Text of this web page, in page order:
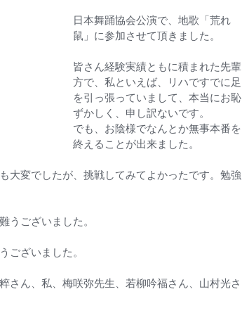
日本舞踊協会公演で、地歌「荒れ
鼠」に参加させて頂きました。
皆さん経験実績ともに積まれた先輩
方で、私といえば、リハですでに足
を引っ張っていまして、本当にお恥
ずかしく、申し訳ないです。
でも、お陰様でなんとか無事本番を
終えることが出来ました。
大変でしたが、挑戦してみてよかったです。勉強
うございました。
ございました。
さん、私、梅咲弥先生、若柳吟福さん、山村光さ